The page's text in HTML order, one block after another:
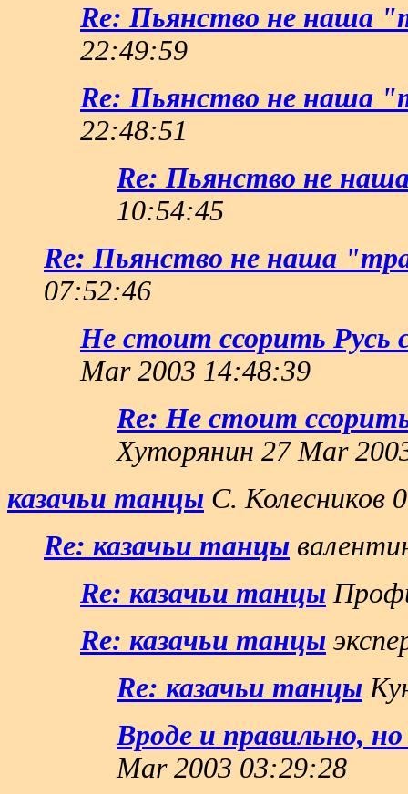
Re: Пьянство не наша
22:49:59
Re: Пьянство не наша
22:48:51
Re: Пьянство не
10:54:45
Re: Пьянство не наша
07:52:46
Не стоит ссорить Русь
Mar 2003 14:48:39
Re: Не стоит
Хуторянин 27 Mar
казачьи танцы С. Колесников
Re: казачьи танцы
Re: казачьи танцы
Re: казачьи танцы
Re: казачьи танцы
Вроде и правильно,
Mar 2003 03:29:28